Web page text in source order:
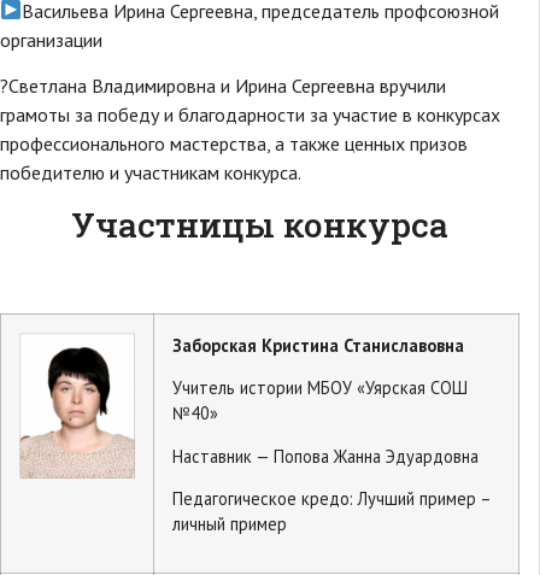
Васильева Ирина Сергеевна, председатель профсоюзной
организации
?Светлана Владимировна и Ирина Сергеевна вручили
грамоты за победу и благодарности за участие в конкурсах
профессионального мастерства, а также ценных призов
победителю и участникам конкурса.
Участницы конкурса
Заборская Кристина Станиславовна
Учитель истории МБОУ «Уярская СОШ
№40»
Наставник — Попова Жанна Эдуардовна
Педагогическое кредо: Лучший пример –
личный пример